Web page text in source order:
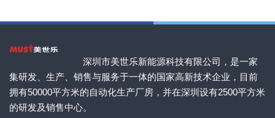
深圳市美世乐新能源科技有限公司，是一家
集研发、生产、销售与服务于一体的国家高新技术企业，目前
拥有50000平方米的自动化生产厂房，并在深圳设有2500平方米
的研发及销售中心。